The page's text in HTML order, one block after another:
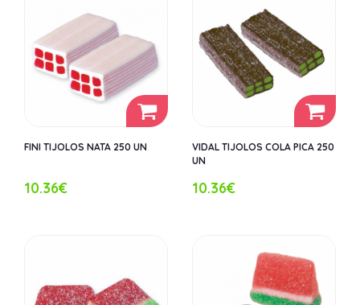
FINI TIJOLOS NATA 250 UN
10.36€
VIDAL TIJOLOS COLA PICA 250
UN
10.36€